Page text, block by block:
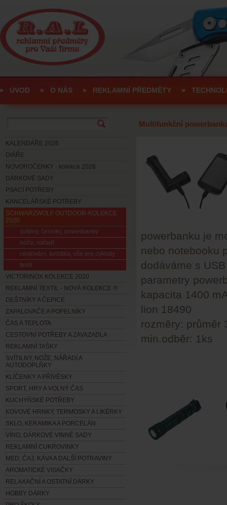
ÚVOD O NÁS REKLAMNÍ PŘEDMĚTY
KALENDÁŘE 2026
DIÁŘE
NOVOROČENKY - kolekce 2026
DÁRKOVÉ SADY
PSACÍ POTŘEBY
KANCELÁŘSKÉ POTŘEBY
SCHWARZWOLF OUTDOOR-KOLEKCE
2020
svítilny, čelovky, powerbanky
nože, nářadí
cestování, turistika, vše pro cyklisty
textil
VICTORINOX KOLEKCE 2020
REKLAMNÍ TEXTIL - NOVÁ KOLEKCE !!!
DEŠTNÍKY A ČEPICE
ZAPALOVAČE A POPELNÍKY
ČAS A TEPLOTA
CESTOVNÍ POTŘEBY A ZAVAZADLA
REKLAMNÍ TAŠKY
SVÍTILNY, NOŽE, NÁŘADÍ A
AUTODOPLŇKY
KLÍČENKY A PŘÍVĚSKY
SPORT, HRY A VOLNÝ ČAS
KUCHYŇSKÉ POTŘEBY
KOVOVÉ HRNKY, TERMOSKY A LIKÉRKY
SKLO, KERAMIKA A PORCELÁN
VÍNO, DÁRKOVÉ VINNÉ SADY
REKLAMNÍ CUKROVINKY
MED, ČAJ, KÁVA A DALŠÍ POTRAVINY
AROMATICKÉ VISAČKY
RELAXAČNÍ A OSTATNÍ DÁRKY
HOBBY DÁRKY
Multifunkční
powerbanku je
nebo notebooku
dodáváme s
parametry
kapacita 1400
lion 18490
rozměry: průměr
min.odběr: 1ks